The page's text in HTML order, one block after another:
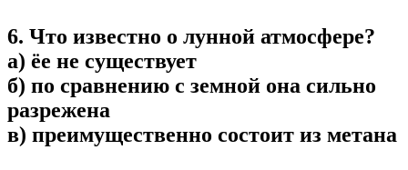
6. Что известно о лунной атмосфере?
а) ёе не существует
б) по сравнению с земной она сильно
разрежена
в) преимущественно состоит из метана